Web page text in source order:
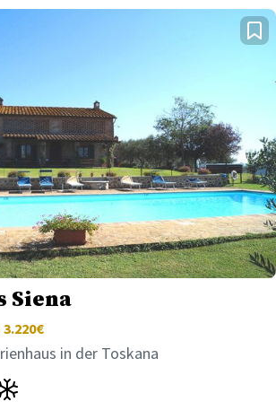
Siena
3.220€
in der Toskana